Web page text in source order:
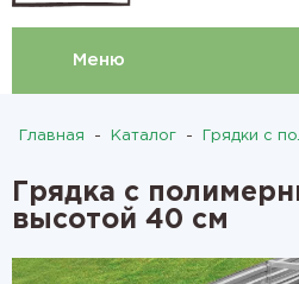
Меню
Главная - Каталог - Грядки с
Грядка с
высотой 40 см